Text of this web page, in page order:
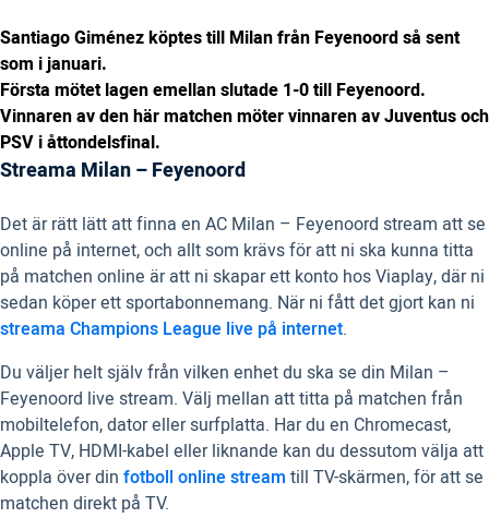
Santiago Giménez köptes till Milan från Feyenoord så sent
som i januari.
Första mötet lagen emellan slutade 1-0 till Feyenoord.
Vinnaren av den här matchen möter vinnaren av Juventus och
PSV i åttondelsfinal.
Streama Milan – Feyenoord
Det är rätt lätt att finna en AC Milan – Feyenoord stream att se
online på internet, och allt som krävs för att ni ska kunna titta
på matchen online är att ni skapar ett konto hos Viaplay, där ni
sedan köper ett sportabonnemang. När ni fått det gjort kan ni
streama Champions League live på internet.
Du väljer helt själv från vilken enhet du ska se din Milan –
Feyenoord live stream. Välj mellan att titta på matchen från
mobiltelefon, dator eller surfplatta. Har du en Chromecast,
Apple TV, HDMI-kabel eller liknande kan du dessutom välja att
koppla över din fotboll online stream till TV-skärmen, för att se
matchen direkt på TV.